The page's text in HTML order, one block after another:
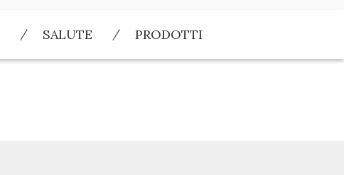
SALUTE PRODOTTI